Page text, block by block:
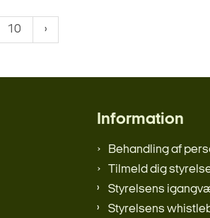
10
Information
Behandling af
Tilmeld dig
Styrelsens
Styrelsens